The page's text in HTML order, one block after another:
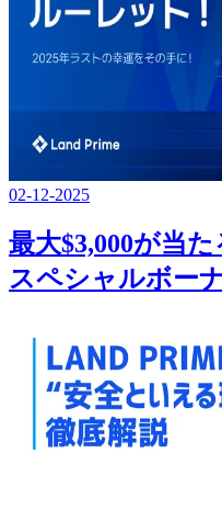
02-12-2025
最大$3,000が当
スペシャルボー